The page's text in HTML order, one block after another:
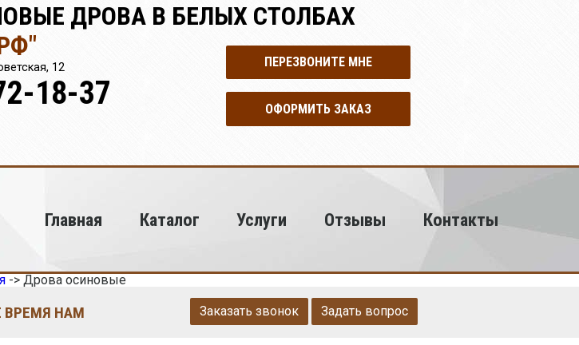
ДРОВА В БЕЛЫХ СТОЛБАХ
12
18-37
ПЕРЕЗВОНИТЕ МНЕ
ОФОРМИТЬ ЗАКАЗ
Главная
Каталог Услуги Отзывы Контакты
-> Дрова осиновые
ВРЕМЯ НАМ Заказать звонок Задать вопрос